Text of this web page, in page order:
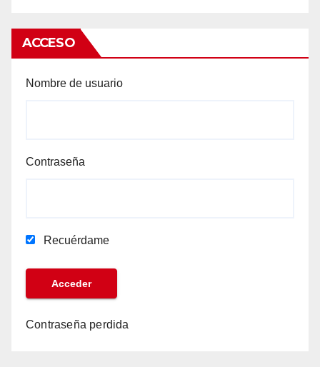
ACCESO
Nombre de usuario
Contraseña
Recuérdame
Contraseña perdida